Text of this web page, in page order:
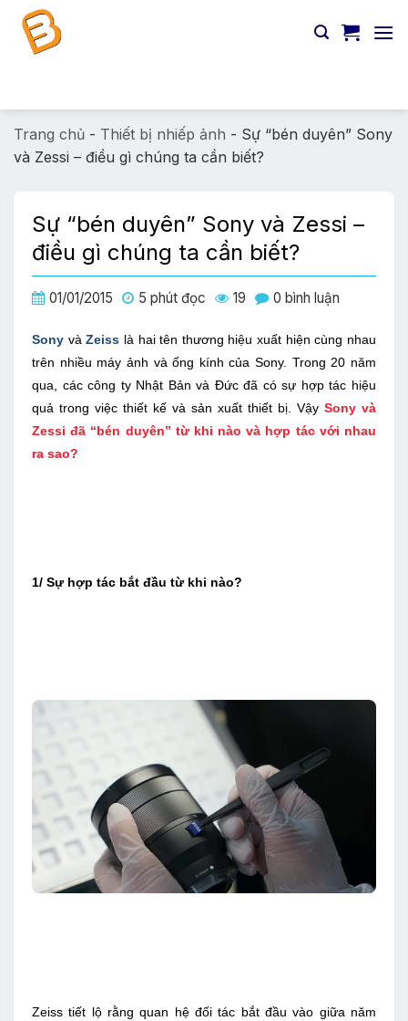
Chuyển
đến
Trang chủ - Thiết bị nhiếp ảnh - Sự “bén duyên” Sony
và Zessi – điều gì chúng ta cần biết?
Sự “bén duyên” Sony và Zessi –
điều gì chúng ta cần biết?
01/01/2015 5 phút đọc 19 0 bình luận
Sony vàZeiss là hai tên thương hiệu xuất hiện cùng nhau
trên nhiều máy ảnh và ống kính của Sony. Trong 20 năm
qua, các công ty Nhật Bản và Đức đã có sự hợp tác hiệu
quả trong việc thiết kế và sản xuất thiết bị. Vậy Sony và
Zessi đã “bén duyên” từ khi nào và hợp tác với nhau
ra sao?
1/ Sự hợp tác bắt đầu từ khi nào?
Zeiss tiết lộ rằng quan hệ đối tác bắt đầu vào giữa năm